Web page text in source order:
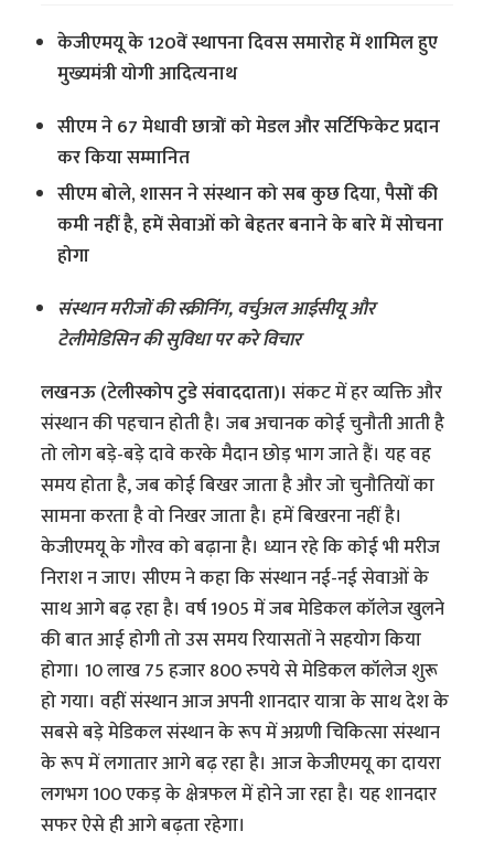
केजीएमयू के 120वें स्थापना दिवस समारोह में शामिल हुए
मुख्यमंत्री योगी आदित्यनाथ
सीएम ने 67 मेधावी छात्रों को मेडल और सर्टिफिकेट प्रदान
कर किया सम्मानित
सीएम बोले, शासन ने संस्थान को सब कुछ दिया, पैसों की
कमी नहीं है, हमें सेवाओं को बेहतर बनाने के बारे में सोचना
होगा
संस्थान मरीजों की स्क्रीनिंग, वर्चुअल आईसीयू और
टेलीमेडिसिन की सुविधा पर करे विचार
लखनऊ (टेलीस्कोप टुडे संवाददाता)।संकट में हर व्यक्ति और
संस्थान की पहचान होती है। जब अचानक कोई चुनौती आती है
तो लोग बड़े-बड़े दावे करके मैदान छोड़ भाग जाते हैं। यह वह
समय होता है, जब कोई बिखर जाता है और जो चुनौतियों का
सामना करता है वो निखर जाता है। हमें बिखरना नहीं है।
केजीएमयू के गौरव को बढ़ाना है। ध्यान रहे कि कोई भी मरीज
निराश न जाए। सीएम ने कहा कि संस्थान नई-नई सेवाओं के
साथ आगे बढ़ रहा है। वर्ष 1905 में जब मेडिकल कॉलेज खुलने
की बात आई होगी तो उस समय रियासतों ने सहयोग किया
होगा। 10 लाख 75 हजार 800 रुपये से मेडिकल कॉलेज शुरू
हो गया। वहीं संस्थान आज अपनी शानदार यात्रा के साथ देश के
सबसे बड़े मेडिकल संस्थान के रूप में अग्रणी चिकित्सा संस्थान
के रूप में लगातार आगे बढ़ रहा है। आज केजीएमयू का दायरा
लगभग 100 एकड़ के क्षेत्रफल में होने जा रहा है। यह शानदार
सफर ऐसे ही आगे बढ़ता रहेगा।